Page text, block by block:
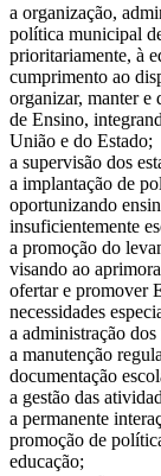
a organização,
política municipal
prioritariamente, à
cumprimento ao
organizar, manter e
de Ensino,
União e do Estado;
a supervisão dos
a implantação de
oportunizando
insuficientemente
a promoção do
visando ao
ofertar e promover
necessidades
a administração
a manutenção
documentação
a gestão das
a permanente
promoção de
educação;